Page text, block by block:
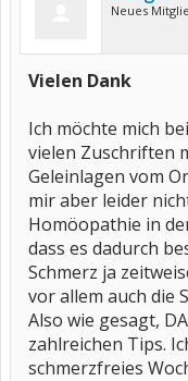
Neues
Vielen Dank
Ich möchte mich
vielen Zuschriften
Geleinlagen vom
mir aber leider
Homöopathie in
dass es dadurch
Schmerz ja
vor allem auch die
Also wie gesagt,
zahlreichen Tips.
schmerzfreies